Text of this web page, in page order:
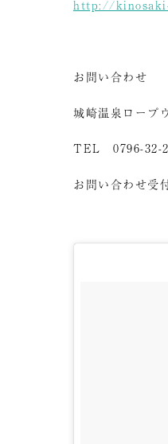
http://
お問い合わせ
城崎温泉ロープ
TEL 0796-32-
お問い合わせ受